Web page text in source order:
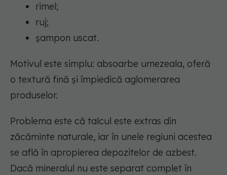
rimel;
ruj;
șampon uscat.
Motivul este simplu: absoarbe umezeala, oferă
o textură fină și împiedică aglomerarea
produselor.
Problema este că talcul este extras din
zăcăminte naturale, iar în unele regiuni acestea
se află în apropierea depozitelor de azbest.
Dacă mineralul nu este separat complet în